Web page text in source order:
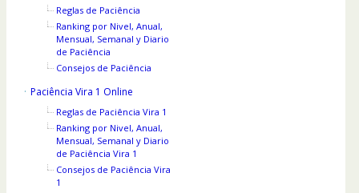
Reglas de Paciência
Ranking por Nivel, Anual,
Mensual, Semanal y Diario
de Paciência
Consejos de Paciência
Paciência Vira 1 Online
Reglas de Paciência Vira 1
Ranking por Nivel, Anual,
Mensual, Semanal y Diario
de Paciência Vira 1
Consejos de Paciência Vira
1